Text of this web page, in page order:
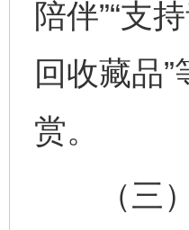
陪伴”“支
回收藏品
赏。
（三）